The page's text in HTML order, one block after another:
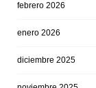
febrero 2026
enero 2026
diciembre 2025